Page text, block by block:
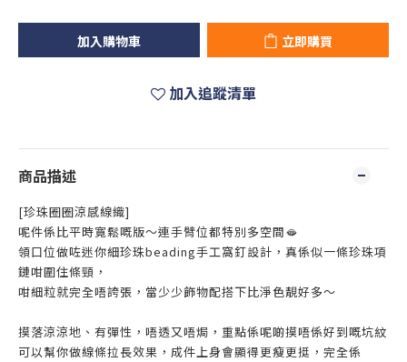
加入購物車 立即購買
加入追蹤清單
商品描述
[珍珠圈圈涼感線織]
呢件係比平時寛鬆嘅版～連手臂位都特別多空間🫦
領口位做咗迷你細珍珠beading手工窩釘設計，真係似一條珍珠項
鏈咁圍住條頸，
咁細粒就完全唔誇張，當少少飾物配搭下比淨色靚好多～
摸落涼涼地、有彈性，唔透又唔焗，重點係呢啲摸唔係好到嘅坑紋
可以幫你做線條拉長效果，成件上身會顯得更瘦更挺，完全係